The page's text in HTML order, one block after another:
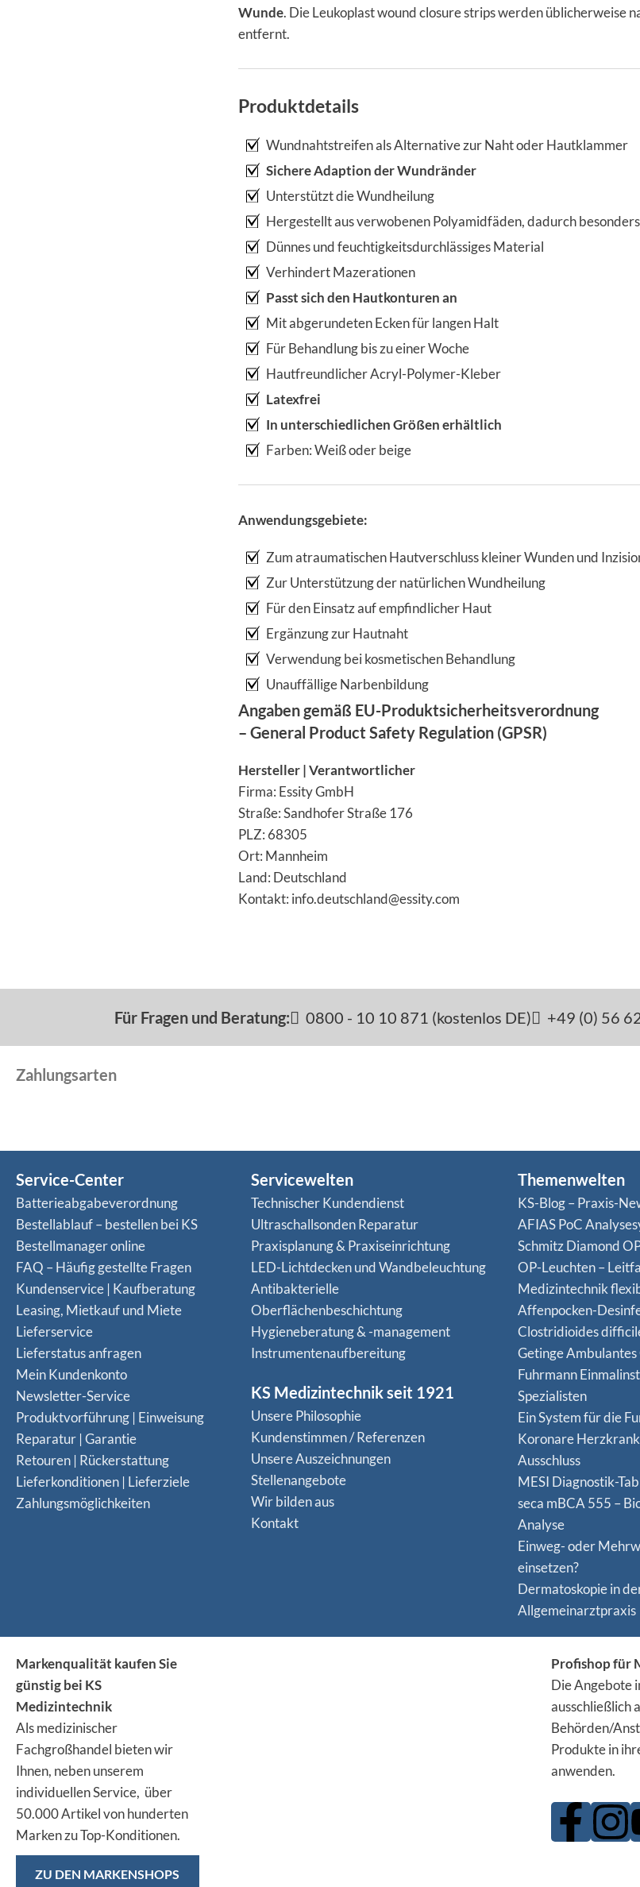
Wunde. Die Leukoplast wound closure strips werden üblicherweise
entfernt.
Produktdetails
Wundnahtstreifen als Alternative zur Naht oder Hautklammer
Sichere Adaption der Wundränder
Unterstützt die Wundheilung
Hergestellt aus verwobenen Polyamidfäden, dadurch
Dünnes und feuchtigkeitsdurchlässiges Material
Verhindert Mazerationen
Passt sich den Hautkonturen an
Mit abgerundeten Ecken für langen Halt
Für Behandlung bis zu einer Woche
Hautfreundlicher Acryl-Polymer-Kleber
Latexfrei
In unterschiedlichen Größen erhältlich
Farben: Weiß oder beige
Anwendungsgebiete:
Zum atraumatischen Hautverschluss kleiner Wunden und
Zur Unterstützung der natürlichen Wundheilung
Für den Einsatz auf empfindlicher Haut
Ergänzung zur Hautnaht
Verwendung bei kosmetischen Behandlung
Unauffällige Narbenbildung
Angaben gemäß EU-Produktsicherheitsverordnung
– General Product Safety Regulation (GPSR)
Hersteller | Verantwortlicher
Firma: Essity GmbH
Straße: Sandhofer Straße 176
PLZ: 68305
Ort: Mannheim
Land: Deutschland
Kontakt: info.deutschland@essity.com
Für Fragen und Beratung: 0800 - 10 10 871 (kostenlos DE) +49 (0) 56
Zahlungsarten
Service-Center
Batterieabgabeverordnung
Bestellablauf – bestellen bei KS
Bestellmanager online
FAQ – Häufig gestellte Fragen
Kundenservice | Kaufberatung
Leasing, Mietkauf und Miete
Lieferservice
Lieferstatus anfragen
Mein Kundenkonto
Newsletter-Service
Produktvorführung | Einweisung
Reparatur | Garantie
Retouren | Rückerstattung
Lieferkonditionen | Lieferziele
Zahlungsmöglichkeiten
Servicewelten
Technischer Kundendienst
Ultraschallsonden Reparatur
Praxisplanung & Praxiseinrichtung
LED-Lichtdecken und Wandbeleuchtung
Antibakterielle
Oberflächenbeschichtung
Hygieneberatung & -management
Instrumentenaufbereitung
KS Medizintechnik seit 1921
Unsere Philosophie
Kundenstimmen / Referenzen
Unsere Auszeichnungen
Stellenangebote
Wir bilden aus
Kontakt
Themenwelten
KS-Blog – Praxis-
AFIAS PoC
Schmitz Diamond
OP-Leuchten –
Medizintechnik
Affenpocken-
Clostridioides
Getinge
Fuhrmann
Spezialisten
Ein System für die
Koro­nare
Ausschluss
MESI Diagnostik-
seca mBCA 555 –
Analyse
Einweg- oder
einsetzen?
Dermatoskopie in
Allgemeinarztpraxis
Markenqualität kaufen Sie
günstig bei KS
Medizintechnik
Als medizinischer
Fachgroßhandel bieten wir
Ihnen, neben unserem
individuellen Service, über
50.000 Artikel von hunderten
Marken zu Top-Konditionen.
ZU DEN MARKENSHOPS
Profishop für
Die Angebote
ausschließlich
Behörden/
Produkte in
anwenden.